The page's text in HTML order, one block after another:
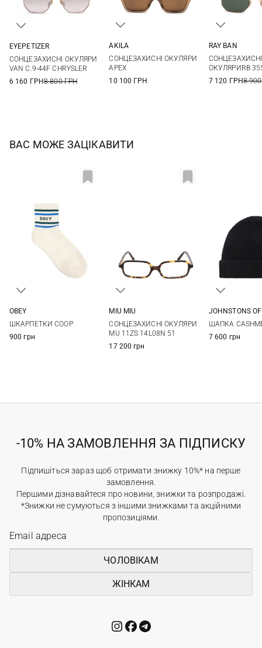
EYEPETIZER
СОНЦЕЗАХИСНІ ОКУЛЯРИ
VAN C.9-44F CHRYSLER
6 160 ГРН8 800 ГРН
AKILA
СОНЦЕЗАХИСНІ ОКУЛЯРИ
APEX
10 100 ГРН
RAY BAN
СОНЦЕЗАХИСНІ
ОКУЛЯРИRB
7 120 ГРН8
ВАС МОЖЕ ЗАЦІКАВИТИ
OBEY
ШКАРПЕТКИ COOP
900 грн
MIU MIU
СОНЦЕЗАХИСНІ ОКУЛЯРИ
MU 11ZS 14L08N 51
17 200 грн
JOHNSTONS
ШАПКА
7 600 грн
-10% НА ЗАМОВЛЕННЯ ЗА ПІДПИСКУ
Підпишіться зараз щоб отримати знижку 10%* на перше
замовлення.
Першими дізнавайтеся про новини, знижки та розпродажі.
*Знижки не сумуються з іншими знижками та акційними
пропозиціями.
ЧОЛОВІКАМ
ЖІНКАМ